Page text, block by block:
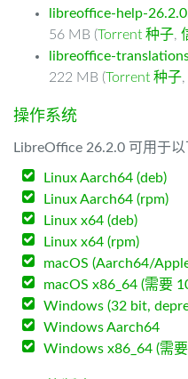
libreoffice-help-
56 MB (Torrent 种子,
libreoffice-
222 MB (Torrent 种子,
操作系统
LibreOffice 26.2.0 可用于
Linux Aarch64 (deb)
Linux Aarch64 (rpm)
Linux x64 (deb)
Linux x64 (rpm)
macOS (Aarch64/
macOS x86_64 (需要
Windows (32 bit,
Windows Aarch64
Windows x86_64 (需